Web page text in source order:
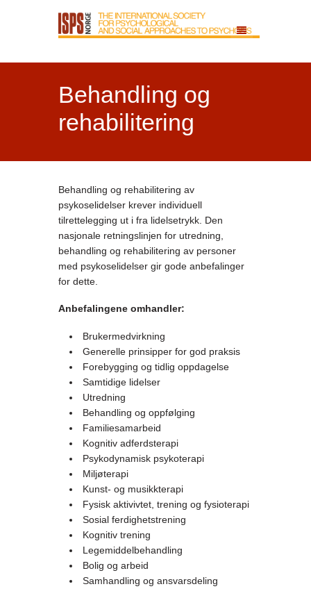
Behandling og
rehabilitering
Behandling og rehabilitering av
psykoselidelser krever individuell
tilrettelegging ut i fra lidelsetrykk. Den
nasjonale retningslinjen for utredning,
behandling og rehabilitering av personer
med psykoselidelser gir gode anbefalinger
for dette.
Anbefalingene omhandler:
Brukermedvirkning
Generelle prinsipper for god praksis
Forebygging og tidlig oppdagelse
Samtidige lidelser
Utredning
Behandling og oppfølging
Familiesamarbeid
Kognitiv adferdsterapi
Psykodynamisk psykoterapi
Miljøterapi
Kunst- og musikkterapi
Fysisk aktivivtet, trening og fysioterapi
Sosial ferdighetstrening
Kognitiv trening
Legemiddelbehandling
Bolig og arbeid
Samhandling og ansvarsdeling